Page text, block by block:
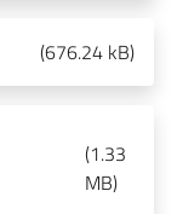
(676.24 kB)
(1.33
MB)